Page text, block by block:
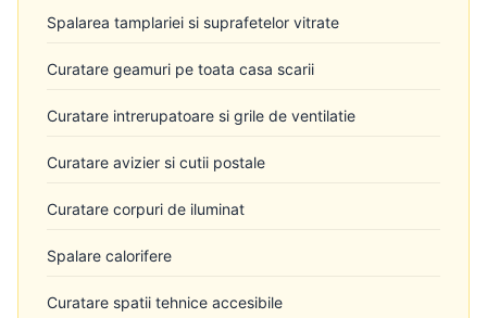
Spalarea tamplariei si suprafetelor vitrate
Curatare geamuri pe toata casa scarii
Curatare intrerupatoare si grile de ventilatie
Curatare avizier si cutii postale
Curatare corpuri de iluminat
Spalare calorifere
Curatare spatii tehnice accesibile